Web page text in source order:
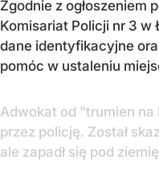
Zgodnie z ogłoszeniem
Komisariat Policji nr 3 w
dane identyfikacyjne
pomóc w ustaleniu
Adwokat od "trumien na
przez policję. Został
ale zapadł się pod